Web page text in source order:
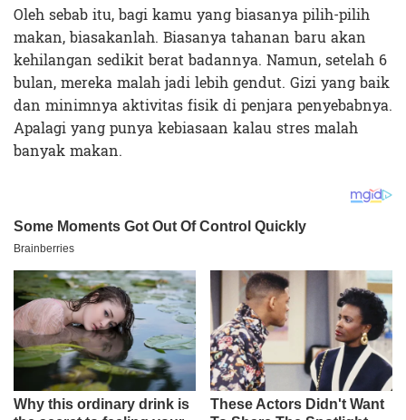
Oleh sebab itu, bagi kamu yang biasanya pilih-pilih
makan, biasakanlah. Biasanya tahanan baru akan
kehilangan sedikit berat badannya. Namun, setelah 6
bulan, mereka malah jadi lebih gendut. Gizi yang baik
dan minimnya aktivitas fisik di penjara penyebabnya.
Apalagi yang punya kebiasaan kalau stres malah
banyak makan.